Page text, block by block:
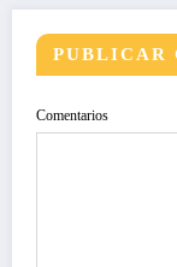
PUBLICAR
Comentarios